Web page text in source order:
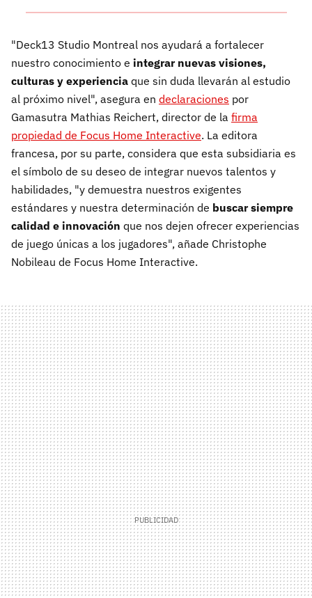
"Deck13 Studio Montreal nos ayudará a fortalecer
nuestro conocimiento e integrar nuevas visiones,
culturas y experiencia que sin duda llevarán al estudio
al próximo nivel", asegura en declaraciones por
Gamasutra Mathias Reichert, director de la firma
propiedad de Focus Home Interactive. La editora
francesa, por su parte, considera que esta subsidiaria es
el símbolo de su deseo de integrar nuevos talentos y
habilidades, "y demuestra nuestros exigentes
estándares y nuestra determinación de buscar siempre
calidad e innovación que nos dejen ofrecer experiencias
de juego únicas a los jugadores", añade Christophe
Nobileau de Focus Home Interactive.